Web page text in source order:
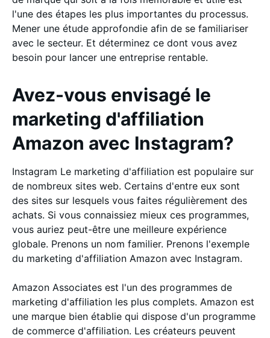
l'une des étapes les plus importantes du processus.
Mener une étude approfondie afin de se familiariser
avec le secteur. Et déterminez ce dont vous avez
besoin pour lancer une entreprise rentable.
Avez-vous envisagé le
marketing d'affiliation
Amazon avec Instagram?
Instagram Le marketing d'affiliation est populaire sur
de nombreux sites web. Certains d'entre eux sont
des sites sur lesquels vous faites régulièrement des
achats. Si vous connaissiez mieux ces programmes,
vous auriez peut-être une meilleure expérience
globale. Prenons un nom familier. Prenons l'exemple
du marketing d'affiliation Amazon avec Instagram.
Amazon Associates est l'un des programmes de
marketing d'affiliation les plus complets. Amazon est
une marque bien établie qui dispose d'un programme
de commerce d'affiliation. Les créateurs peuvent